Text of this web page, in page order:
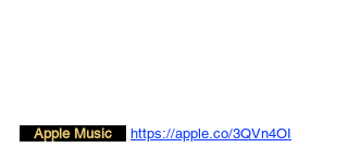
Apple Music
https://apple.co/3QVn4OI